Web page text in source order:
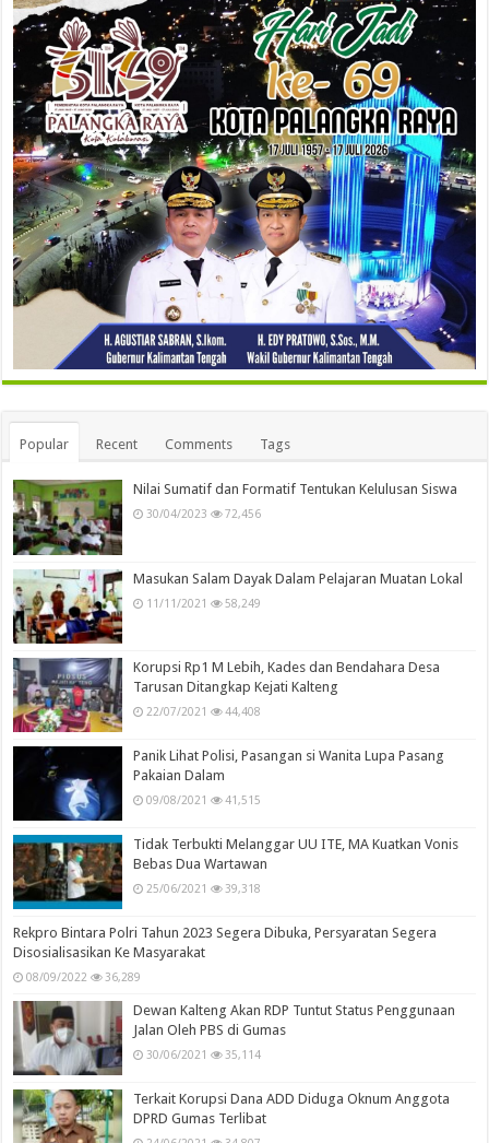
Popular Recent Comments Tags
Nilai Sumatif dan Formatif Tentukan Kelulusan Siswa
30/04/2023 72,456
Masukan Salam Dayak Dalam Pelajaran Muatan Lokal
11/11/2021 58,249
Korupsi Rp1 M Lebih, Kades dan Bendahara Desa
Tarusan Ditangkap Kejati Kalteng
22/07/2021 44,408
Panik Lihat Polisi, Pasangan si Wanita Lupa Pasang
Pakaian Dalam
09/08/2021 41,515
Tidak Terbukti Melanggar UU ITE, MA Kuatkan Vonis
Bebas Dua Wartawan
25/06/2021 39,318
Rekpro Bintara Polri Tahun 2023 Segera Dibuka, Persyaratan Segera
Disosialisasikan Ke Masyarakat
08/09/2022 36,289
Dewan Kalteng Akan RDP Tuntut Status Penggunaan
Jalan Oleh PBS di Gumas
30/06/2021 35,114
Terkait Korupsi Dana ADD Diduga Oknum Anggota
DPRD Gumas Terlibat